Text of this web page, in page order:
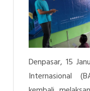
Denpasar, 15
Internasional